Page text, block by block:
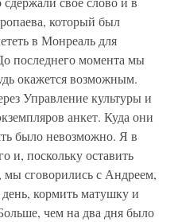
который был
в Монреаль для
последнего момента мы
окажется возможным.
Управление культуры и
анкет. Куда они
было невозможно. Я в
и, поскольку оставить
мы сговорились с Андреем,
день, кормить матушку и
чем на два дня было